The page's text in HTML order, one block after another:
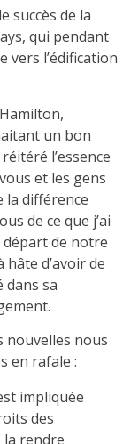
succès de la
qui pendant
vers l’édification
un bon
l’essence
et les gens
la différence
de ce que j’ai
départ de notre
d’avoir de
dans sa
nouvelles nous
en rafale :
impliquée
des
la rendre